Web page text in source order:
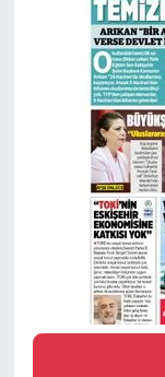
Yaşam
Resmi